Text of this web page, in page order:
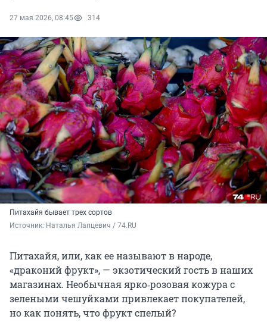
27 мая 2026, 08:45 314
Питахайя бывает трех сортов
Источник: Наталья Лапцевич / 74.RU
Питахайя, или, как ее называют в народе,
«драконий фрукт», — экзотический гость в наших
магазинах. Необычная ярко‑розовая кожура с
зелеными чешуйками привлекает покупателей,
но как понять, что фрукт спелый?